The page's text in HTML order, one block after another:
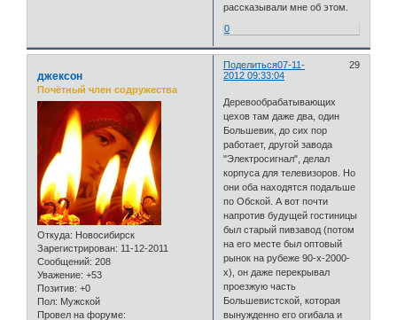
рассказывали мне об этом.
0
Поделиться 29
07-11-
2012 09:33:04
джексон
Почётный член содружества
Откуда: Новосибирск
Зарегистрирован: 11-12-2011
Сообщений: 208
Уважение: +53
Позитив: +0
Пол: Мужской
Провел на форуме:
Деревообрабатывающих
цехов там даже два, один
Большевик, до сих пор
работает, другой завода
"Электросигнал", делал
корпуса для телевизоров. Но
они оба находятся подальше
по Обской. А вот почти
напротив будущей гостиницы
был старый пивзавод (потом
на его месте был оптовый
рынок на рубеже 90-х-2000-
х), он даже перекрывал
проезжую часть
Большевистской, которая
вынужденно его огибала и